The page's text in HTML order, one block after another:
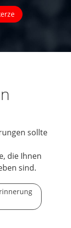
sollte
die Ihnen
sind.